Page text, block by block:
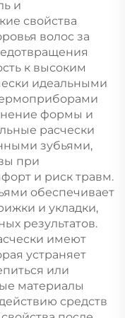
и
свойства
волос за
к высоким
идеальными
формы и
расчески
зубьями,
при
и риск травм.
обеспечивает
и укладки,
результатов.
имеют
устраняет
или
материалы
средств